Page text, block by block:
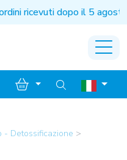
dopo il 5 agosto
- Detossificazione >